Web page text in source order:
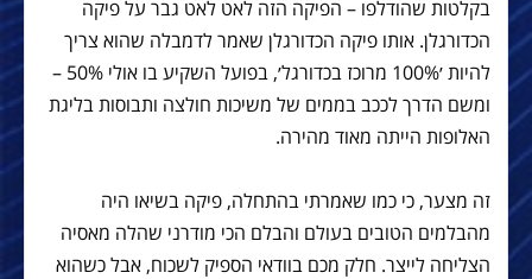
בקלטות שהודלפו – הפיקה הזה לאט לאט גבר על פיקה
הכדורגלן. אותו פיקה הכדורגלן שאמר לדמבלה שהוא צריך
להיות ׳100% מרוכז בכדורגל׳, בפועל השקיע בו אולי 50% –
ומשם הדרך לככב בממים של משיכות חולצה ותבוסות בליגת
האלופות הייתה מאוד מהירה.
זה מצער, כי כמו שאמרתי בהתחלה, פיקה בשיאו היה
מהבלמים הטובים בעולם והבלם הכי מודרני שהלה מאסיה
הצליחה לייצר. חלק מכם בוודאי הספיק לשכוח, אבל כשהוא